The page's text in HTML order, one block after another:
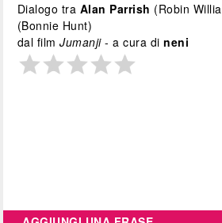
Dialogo tra Alan Parrish (Robin
(Bonnie Hunt)
dal filmJumanji- a cura dineni